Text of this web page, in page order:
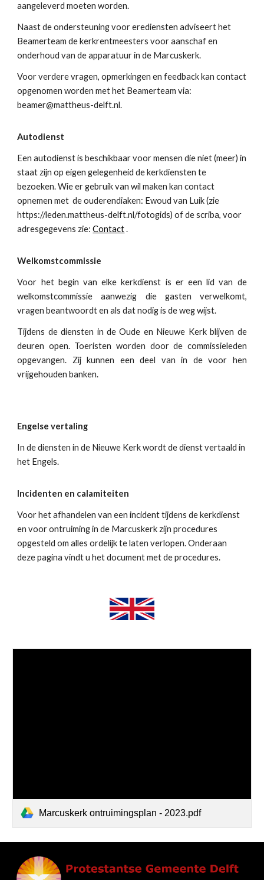
aangeleverd moeten worden.
Naast de ondersteuning voor erediensten adviseert het
Beamerteam de kerkrentmeesters voor aanschaf en
onderhoud van de apparatuur in de Marcuskerk.
Voor verdere vragen, opmerkingen en feedback kan contact
opgenomen worden met het Beamerteam via:
beamer@mattheus-delft.nl.
Autodienst
Een autodienst is beschikbaar voor mensen die niet (meer) in
staat zijn op eigen gelegenheid de kerkdiensten te
bezoeken. Wie er gebruik van wil maken kan contact
opnemen metde ouderendiaken: Ewoud van Luik (zie
https://leden.mattheus-delft.nl/fotogids) ofde scriba, voor
adresgegevens zie:Contact .
Welkomstcommissie
Voor het begin van elke kerkdienst is er een lid van de
welkomstcommissie aanwezig die gasten verwelkomt,
vragen beantwoordt en als dat nodig is de weg wijst.
Tijdens de diensten in de Oude en Nieuwe Kerk blijven de
deuren open. Toeristen worden door de commissieleden
opgevangen. Zij kunnen een deel van in de voor hen
vrijgehouden banken.
Engelse vertaling
In de diensten in de Nieuwe Kerk wordt de dienst vertaald in
het Engels.
Incidenten en calamiteiten
Voor het afhandelen van een incident tijdens de kerkdienst
en voor ontruiming in de Marcuskerk zijn procedures
opgesteld om alles ordelijk te laten verlopen. Onderaan
deze pagina vindt u het document met de procedures.
Marcuskerk ontruimingsplan - 2023.pdf